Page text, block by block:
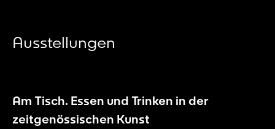
Ausstellungen
Am Tisch. Essen und Trinken in der
zeitgenössischen Kunst